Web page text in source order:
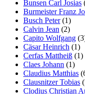
Bunsen Carl Josias
Burmeister Franz
Busch Peter(1)
Calvin Jean (2)
Capito Wolfgang
Cäsar Heinrich (1)
Cerfas Mattheiß (1)
Claes Johann (1)
Claudius Matthias
Clausnitzer Tobias
Clodius Christian